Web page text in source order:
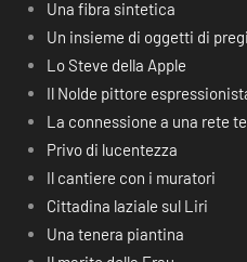
Una fibra sintetica
Un insieme di oggetti di
Lo Steve della Apple
Il Nolde pittore
La connessione a una rete
Privo di lucentezza
Il cantiere con i muratori
Cittadina laziale sul Liri
Una tenera piantina